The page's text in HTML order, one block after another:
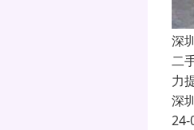
深
二
力
深
24-